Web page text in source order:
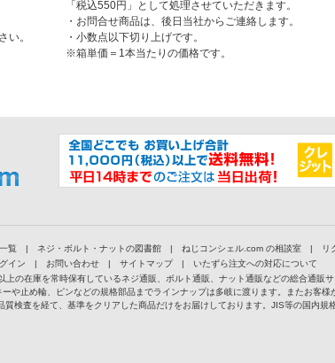
い。
「税込550円」として処理させていただきます。
・お問合せ商品は、後日当社からご連絡します。
・小数点以下切り上げです。
※箱単価＝1本当たりの価格です。
覧 | ネジ・ボルト・ナットの図書館 | ねじコンシェル.com の相談室 | リ
イン | お問い合わせ | サイトマップ | いたずら注文への対応について
の在庫を常時保有しているネジ通販、ボルト通販、ナット通販などの総合通販
や止め輪、ピンなどの規格部品までラインナップは多岐に渡ります。またお客
検査を経て、基準をクリアした商品だけをお届けしております。JIS等の国内